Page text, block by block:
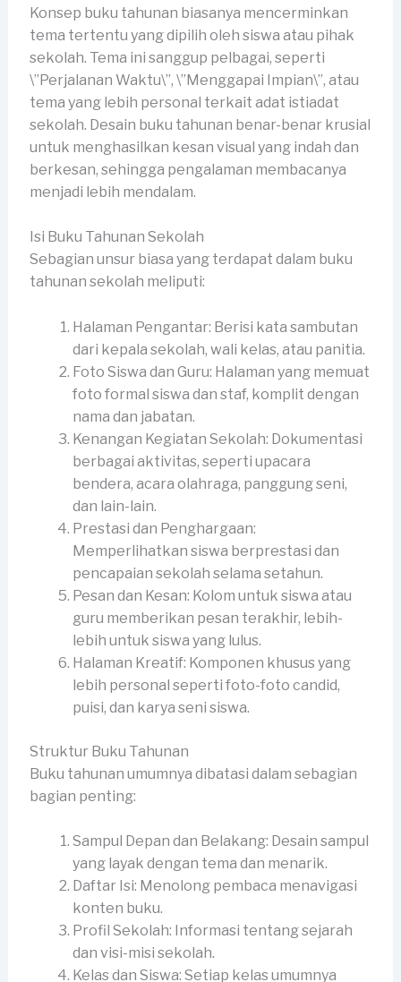
Konsep buku tahunan biasanya mencerminkan
tema tertentu yang dipilih oleh siswa atau pihak
sekolah. Tema ini sanggup pelbagai, seperti
\”Perjalanan Waktu\”, \”Menggapai Impian\”, atau
tema yang lebih personal terkait adat istiadat
sekolah. Desain buku tahunan benar-benar krusial
untuk menghasilkan kesan visual yang indah dan
berkesan, sehingga pengalaman membacanya
menjadi lebih mendalam.
Isi Buku Tahunan Sekolah
Sebagian unsur biasa yang terdapat dalam buku
tahunan sekolah meliputi:
Halaman Pengantar: Berisi kata sambutan
dari kepala sekolah, wali kelas, atau panitia.
Foto Siswa dan Guru: Halaman yang memuat
foto formal siswa dan staf, komplit dengan
nama dan jabatan.
Kenangan Kegiatan Sekolah: Dokumentasi
berbagai aktivitas, seperti upacara
bendera, acara olahraga, panggung seni,
dan lain-lain.
Prestasi dan Penghargaan:
Memperlihatkan siswa berprestasi dan
pencapaian sekolah selama setahun.
Pesan dan Kesan: Kolom untuk siswa atau
guru memberikan pesan terakhir, lebih-
lebih untuk siswa yang lulus.
Halaman Kreatif: Komponen khusus yang
lebih personal seperti foto-foto candid,
puisi, dan karya seni siswa.
Struktur Buku Tahunan
Buku tahunan umumnya dibatasi dalam sebagian
bagian penting:
Sampul Depan dan Belakang: Desain sampul
yang layak dengan tema dan menarik.
Daftar Isi: Menolong pembaca menavigasi
konten buku.
Profil Sekolah: Informasi tentang sejarah
dan visi-misi sekolah.
Kelas dan Siswa: Setiap kelas umumnya